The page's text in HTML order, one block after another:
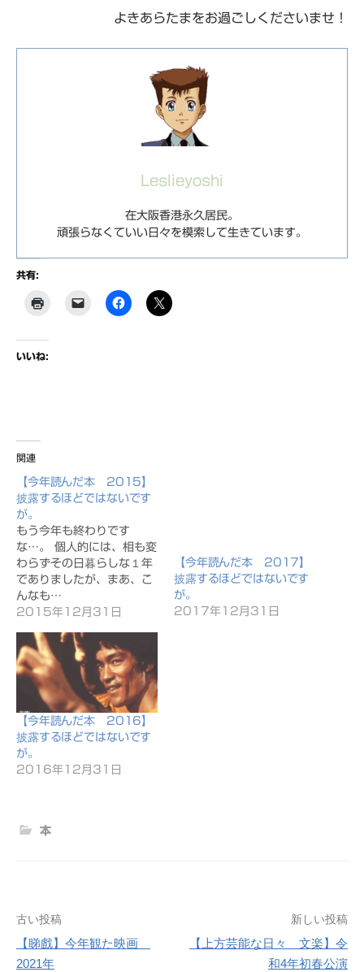
よきあらたまをお過ごしくださいませ！
Leslieyoshi
在大阪香港永久居民。
頑張らなくていい日々を模索して生きています。
共有:
いいね:
関連
【今年読んだ本 2015】
披露するほどではないです
が。
もう今年も終わりです
な…。 個人的には、相も変
わらずその日暮らしな１年
でありましたが、まあ、こ
んなも…
2015年12月31日
【今年読んだ本 2017】
披露するほどではないです
が。
2017年12月31日
【今年読んだ本 2016】
披露するほどではないです
が。
2016年12月31日
本
投
稿
古い投稿
【睇戲】今年観た映画
2021年
新しい投稿
【上方芸能な日々 文楽】令
和4年初春公演